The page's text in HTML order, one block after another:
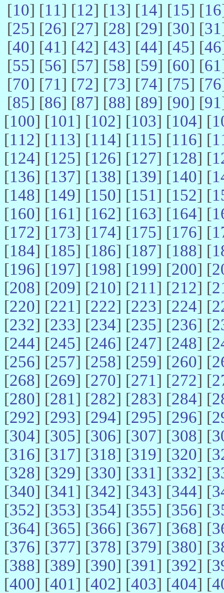
[10] [11] [12] [13] [14] [15] [16
[25] [26] [27] [28] [29] [30] [31
[40] [41] [42] [43] [44] [45] [46
[55] [56] [57] [58] [59] [60] [61
[70] [71] [72] [73] [74] [75] [76
[85] [86] [87] [88] [89] [90] [91
[100] [101] [102] [103] [104] [
[112] [113] [114] [115] [116] [
[124] [125] [126] [127] [128] [
[136] [137] [138] [139] [140] [
[148] [149] [150] [151] [152] [
[160] [161] [162] [163] [164] [
[172] [173] [174] [175] [176] [
[184] [185] [186] [187] [188] [
[196] [197] [198] [199] [200] [
[208] [209] [210] [211] [212] [
[220] [221] [222] [223] [224] [
[232] [233] [234] [235] [236] [
[244] [245] [246] [247] [248] [
[256] [257] [258] [259] [260] [
[268] [269] [270] [271] [272] [
[280] [281] [282] [283] [284] [
[292] [293] [294] [295] [296] [
[304] [305] [306] [307] [308] [
[316] [317] [318] [319] [320] [
[328] [329] [330] [331] [332] [
[340] [341] [342] [343] [344] [
[352] [353] [354] [355] [356] [
[364] [365] [366] [367] [368] [
[376] [377] [378] [379] [380] [
[388] [389] [390] [391] [392] [
[400] [401] [402] [403] [404] [